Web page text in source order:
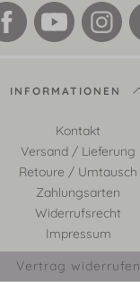
INFORMATIONEN
Kontakt
Versand / Lieferung
Retoure / Umtausch
Zahlungsarten
Widerrufsrecht
Impressum
Vertrag widerrufen